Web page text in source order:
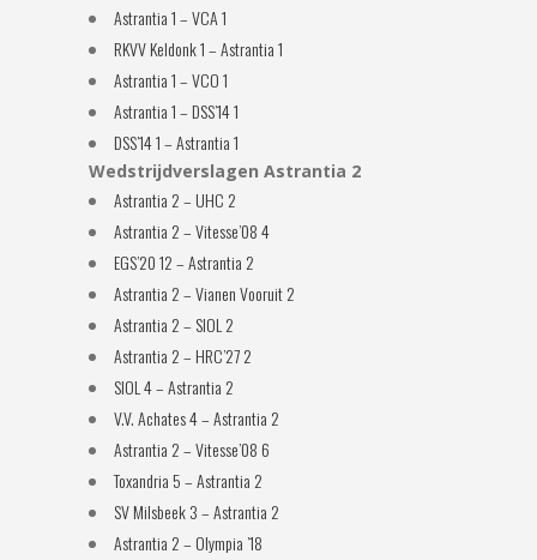
Astrantia 1 – VCA 1
RKVV Keldonk 1 – Astrantia 1
Astrantia 1 – VCO 1
Astrantia 1 – DSS’14 1
DSS’14 1 – Astrantia 1
Wedstrijdverslagen Astrantia 2
Astrantia 2 – UHC 2
Astrantia 2 – Vitesse’08 4
EGS’20 12 – Astrantia 2
Astrantia 2 – Vianen Vooruit 2
Astrantia 2 – SIOL 2
Astrantia 2 – HRC’27 2
SIOL 4 – Astrantia 2
V.V. Achates 4 – Astrantia 2
Astrantia 2 – Vitesse’08 6
Toxandria 5 – Astrantia 2
SV Milsbeek 3 – Astrantia 2
Astrantia 2 – Olympia ’18